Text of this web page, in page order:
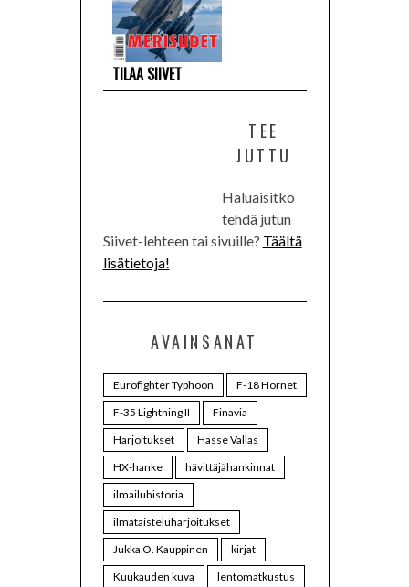
TILAA SIIVET
TEE
JUTTU
Haluaisitko
tehdä jutun
Siivet-lehteen tai sivuille? Täältä
lisätietoja!
AVAINSANAT
Eurofighter Typhoon
F-18 Hornet
F-35 Lightning II
Finavia
Harjoitukset
Hasse Vallas
HX-hanke
hävittäjähankinnat
ilmailuhistoria
ilmataisteluharjoitukset
Jukka O. Kauppinen
kirjat
Kuukauden kuva
lentomatkustus